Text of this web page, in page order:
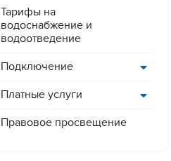
Тарифы на
водоснабжение и
водоотведение
Подключение
Платные услуги
Правовое просвещение